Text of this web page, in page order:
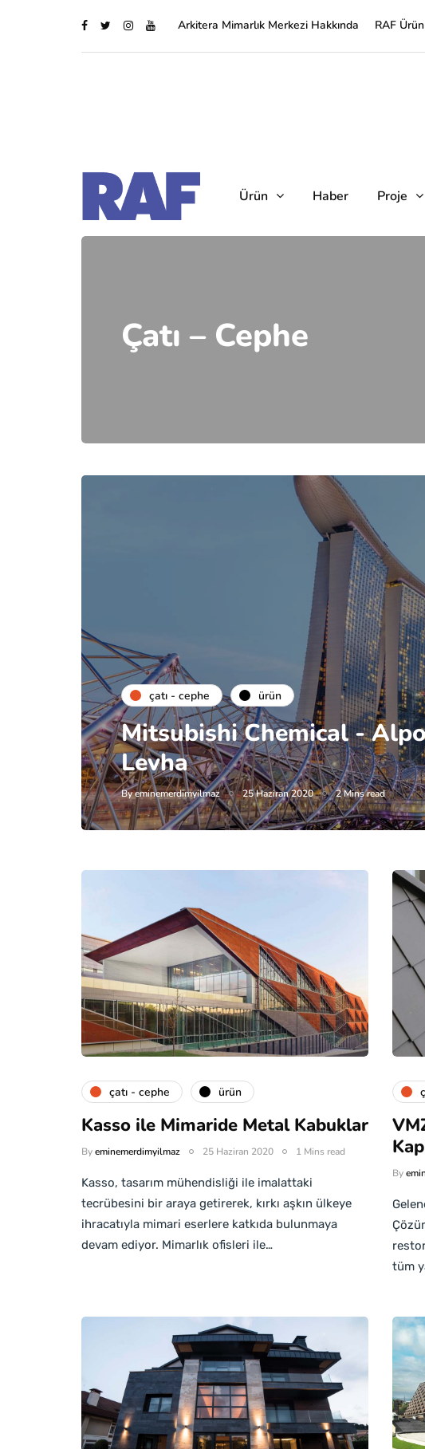
Arkitera Mimarlık Merkezi Hakkında RAF
Ürün Haber Proje
Çatı – Cephe
çatı - cephe ürün
Mitsubishi Chemical -
Levha
Byeminemerdimyilmaz 25 Haziran 2020 2 Mins read
çatı - cephe ürün
Kasso ile Mimaride Metal Kabuklar
Byeminemerdimyilmaz 25 Haziran 2020 1 Mins read
Kasso, tasarım mühendisliği ile imalattaki
tecrübesini bir araya getirerek, kırkı aşkın ülkeye
ihracatıyla mimari eserlere katkıda bulunmaya
devam ediyor. Mimarlık ofisleri ile…
By
tüm